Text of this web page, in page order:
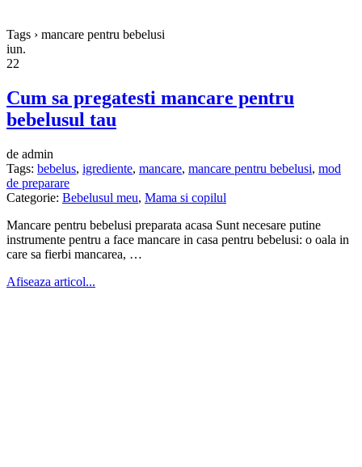
Tags › mancare pentru bebelusi
iun.
22
Cum sa pregatesti mancare pentru
bebelusul tau
de admin
Tags: bebelus, igrediente, mancare, mancare pentru bebelusi, mod
de preparare
Categorie: Bebelusul meu, Mama si copilul
Mancare pentru bebelusi preparata acasa Sunt necesare putine
instrumente pentru a face mancare in casa pentru bebelusi: o oala in
care sa fierbi mancarea, …
Afiseaza articol...